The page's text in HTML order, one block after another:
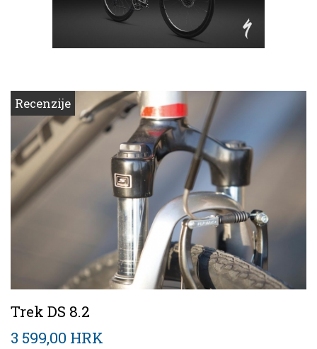
Recenzije
Trek DS 8.2
3 599,00 HRK